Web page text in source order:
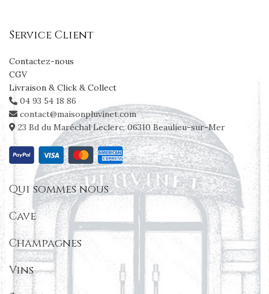
Service Client
Contactez-nous
CGV
Livraison & Click & Collect
04 93 54 18 86
contact@maisonpluvinet.com
23 Bd du Maréchal Leclerc, 06310 Beaulieu-sur-Mer
Qui sommes nous
Cave
Champagnes
Vins